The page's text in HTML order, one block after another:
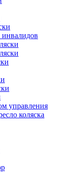
управления
коляска